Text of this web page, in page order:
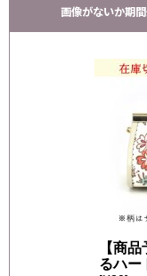
画像がないか期